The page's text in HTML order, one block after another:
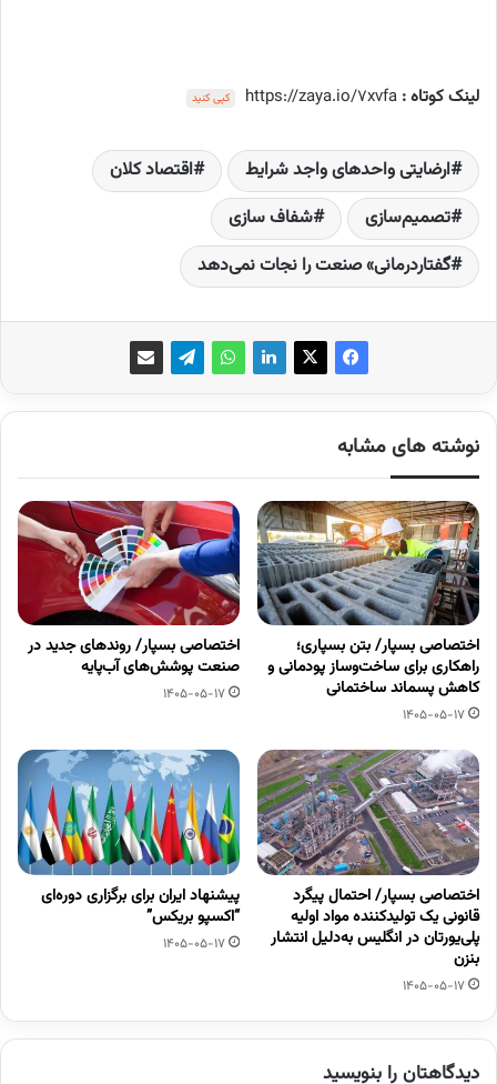
لینک کوتاه : https://zaya.io/7xvfa کپی کنید
ارضایتی واحدهای واجد شرایط
اقتصاد کلان
تصمیم‌سازی
شفاف سازی
گفتاردرمانی» صنعت را نجات نمی‌دهد
نوشته های مشابه
اختصاصی بسپار/ بتن بسپاری؛
راهکاری برای ساخت‌وساز پودمانی و
کاهش پسماند ساختمانی
1405-05-17
اختصاصی بسپار/ روندهای جدید در
صنعت پوشش‌های آب‌پایه
1405-05-17
اختصاصی بسپار/ احتمال پیگرد
قانونی یک تولیدکننده مواد اولیه
پلی‌یورتان در انگلیس به‌دلیل انتشار
بنزن
1405-05-17
پیشنهاد ایران برای برگزاری دوره‌ای
“اکسپو بریکس”
1405-05-17
دیدگاهتان را بنویسید